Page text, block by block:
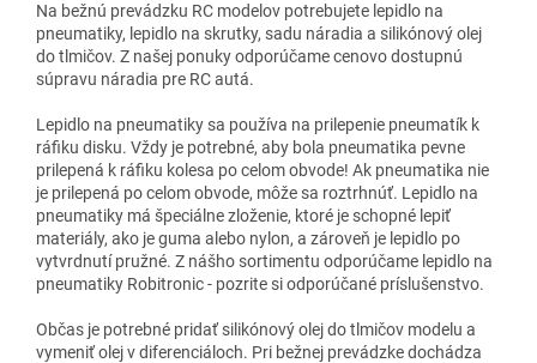
Na bežnú prevádzku RC modelov potrebujete lepidlo na
pneumatiky, lepidlo na skrutky, sadu náradia a silikónový olej
do tlmičov. Z našej ponuky odporúčame cenovo dostupnú
súpravu náradia pre RC autá.
Lepidlo na pneumatiky sa používa na prilepenie pneumatík k
ráfiku disku. Vždy je potrebné, aby bola pneumatika pevne
prilepená k ráfiku kolesa po celom obvode! Ak pneumatika nie
je prilepená po celom obvode, môže sa roztrhnúť. Lepidlo na
pneumatiky má špeciálne zloženie, ktoré je schopné lepiť
materiály, ako je guma alebo nylon, a zároveň je lepidlo po
vytvrdnutí pružné. Z nášho sortimentu odporúčame lepidlo na
pneumatiky Robitronic - pozrite si odporúčané príslušenstvo.
Občas je potrebné pridať silikónový olej do tlmičov modelu a
vymeniť olej v diferenciáloch. Pri bežnej prevádzke dochádza